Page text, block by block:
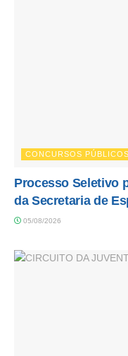
CONCURSOS PÚBLICOS
Processo Seletivo
da Secretaria de
05/08/2026